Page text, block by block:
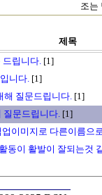
조는
제목
드립니다. [1]
니다. [1]
해 질문드립니다. [1]
질문드립니다. [1]
이미지로 다른이름으
동이 활발이 잘되는것